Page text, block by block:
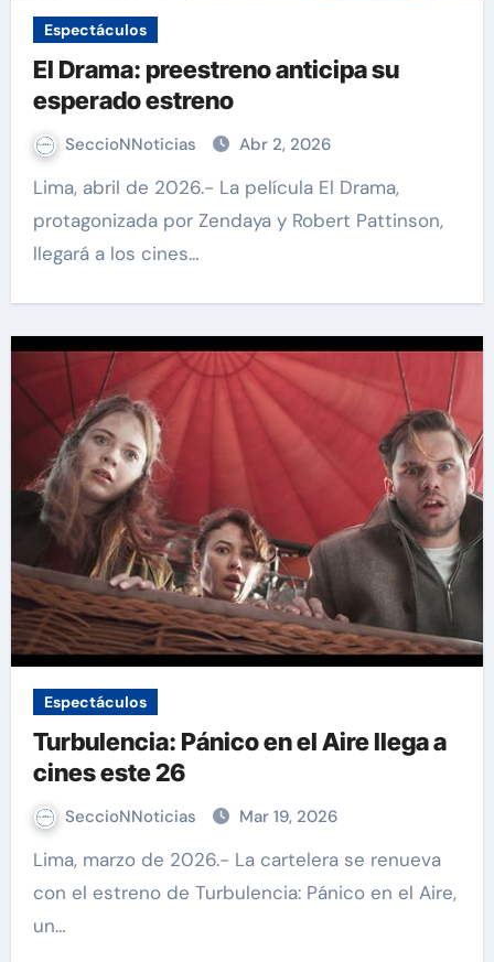
Espectáculos
El Drama: preestreno anticipa su
esperado estreno
SeccioNNoticias Abr 2, 2026
Lima, abril de 2026.- La película El Drama,
protagonizada por Zendaya y Robert Pattinson,
llegará a los cines…
Espectáculos
Turbulencia: Pánico en el Aire llega a
cines este 26
SeccioNNoticias Mar 19, 2026
Lima, marzo de 2026.- La cartelera se renueva
con el estreno de Turbulencia: Pánico en el Aire,
un…